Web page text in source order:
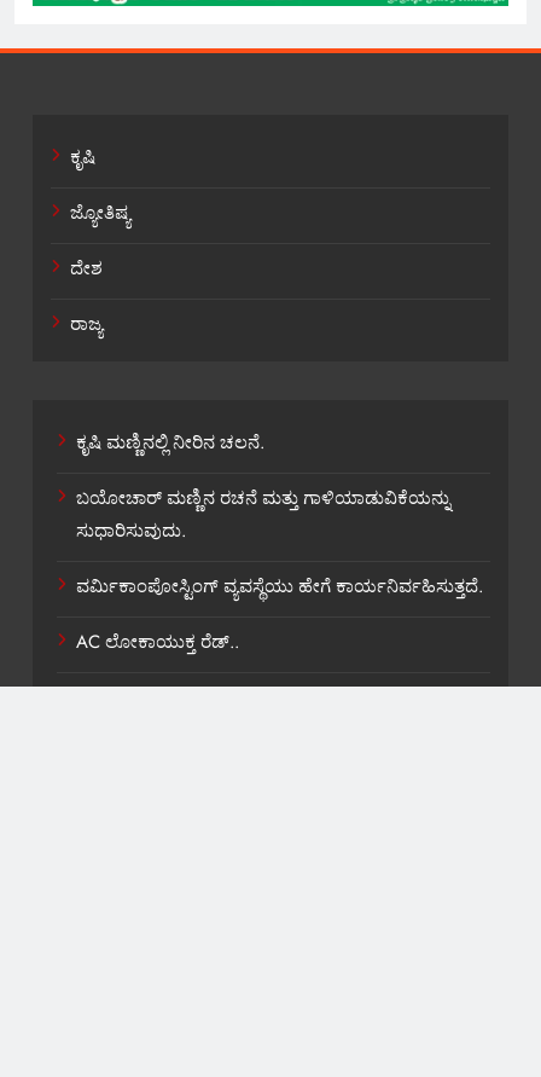
ಕೃಷಿ
ಜ್ಯೋತಿಷ್ಯ
ದೇಶ
ರಾಜ್ಯ
ಕೃಷಿ ಮಣ್ಣಿನಲ್ಲಿ ನೀರಿನ ಚಲನೆ.
ಬಯೋಚಾರ್ ಮಣ್ಣಿನ ರಚನೆ ಮತ್ತು ಗಾಳಿಯಾಡುವಿಕೆಯನ್ನು
ಸುಧಾರಿಸುವುದು.
ವರ್ಮಿಕಾಂಪೋಸ್ಟಿಂಗ್ ವ್ಯವಸ್ಥೆಯು ಹೇಗೆ ಕಾರ್ಯನಿರ್ವಹಿಸುತ್ತದೆ.
AC ಲೋಕಾಯುಕ್ತ ರೆಡ್..